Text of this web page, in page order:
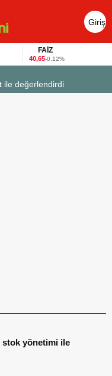
Giriş
Yap
FAİZ
40,65-0,12%
ile değerlendirdi
yönetimi ile